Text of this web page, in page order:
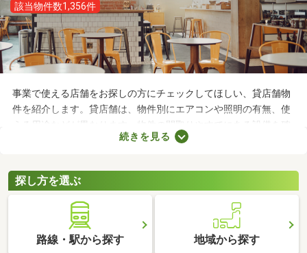
該当物件数1,356件
事業で使える店舗をお探しの方にチェックしてほしい、貸店舗物
件を紹介します。貸店舗は、物件別にエアコンや照明の有無、使
える用途などが異なります。物件の間取りやすでにある設備を確
認したうえで、内見を申し込むことがおすすめです。店舗の家賃
しょう。
続きを見る
探し方を選ぶ
路線・駅から探す 地域から探す